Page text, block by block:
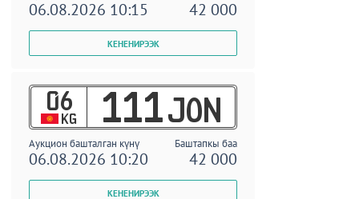
06.08.2026 10:15 42 000
06
KG 111 JON
Аукцион башталган күнү Баштапкы баа
06.08.2026 10:20 42 000